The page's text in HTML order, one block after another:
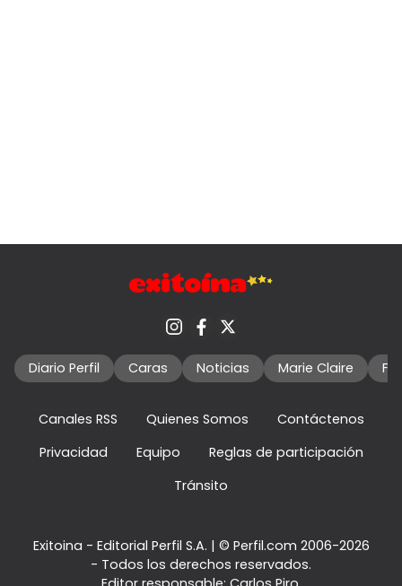
Diario Perfil Caras Noticias Marie Claire
Canales RSS Quienes Somos
Contáctenos
Privacidad
Equipo
Reglas de participación
Tránsito
Exitoina - Editorial Perfil S.A. | © Perfil.com 2006-2026
- Todos los derechos reservados.